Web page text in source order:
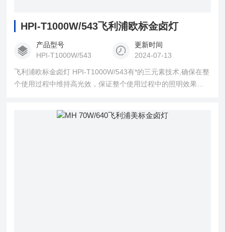
HPI-T1000W/543飞利浦欧标金卤灯
产品型号
HPI-T1000W/543
更新时间
2024-07-13
飞利浦欧标金卤灯 HPI-T1000W/543有*的三元素技术,确保在整
个使用过程中维持高光效，保证整个使用过程中的照明效果，